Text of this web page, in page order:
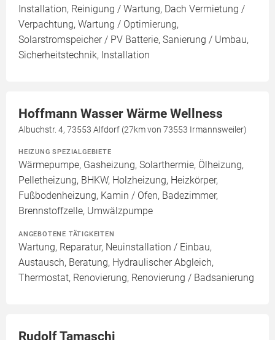
Installation, Reinigung / Wartung, Dach Vermietung /
Verpachtung, Wartung / Optimierung,
Solarstromspeicher / PV Batterie, Sanierung / Umbau,
Sicherheitstechnik, Installation
Hoffmann Wasser Wärme Wellness
Albuchstr. 4, 73553 Alfdorf (27km von 73553 Irmannsweiler)
HEIZUNG SPEZIALGEBIETE
Wärmepumpe, Gasheizung, Solarthermie, Ölheizung,
Pelletheizung, BHKW, Holzheizung, Heizkörper,
Fußbodenheizung, Kamin / Ofen, Badezimmer,
Brennstoffzelle, Umwälzpumpe
ANGEBOTENE TÄTIGKEITEN
Wartung, Reparatur, Neuinstallation / Einbau,
Austausch, Beratung, Hydraulischer Abgleich,
Thermostat, Renovierung, Renovierung / Badsanierung
Rudolf Tamaschi